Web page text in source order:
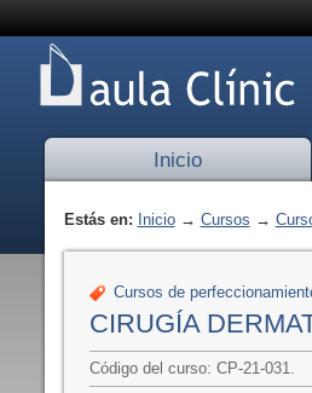
Inicio
Estás en: Inicio→ Cursos →
Cursos de
CIRUGÍA
Código del curso: CP-21-031.